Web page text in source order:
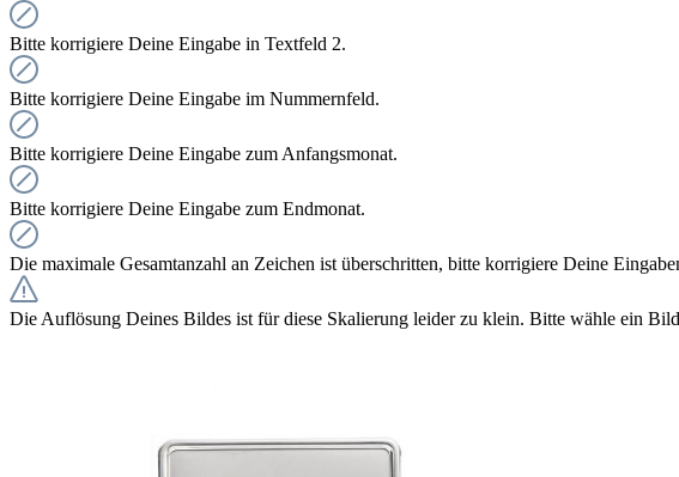
Bitte korrigiere Deine Eingabe in Textfeld 2.
Bitte korrigiere Deine Eingabe im Nummernfeld.
Bitte korrigiere Deine Eingabe zum Anfangsmonat.
Bitte korrigiere Deine Eingabe zum Endmonat.
Die maximale Gesamtanzahl an Zeichen ist überschritten, bitte korrigiere Deine
Die Auflösung Deines Bildes ist für diese Skalierung leider zu klein. Bitte wähle ein